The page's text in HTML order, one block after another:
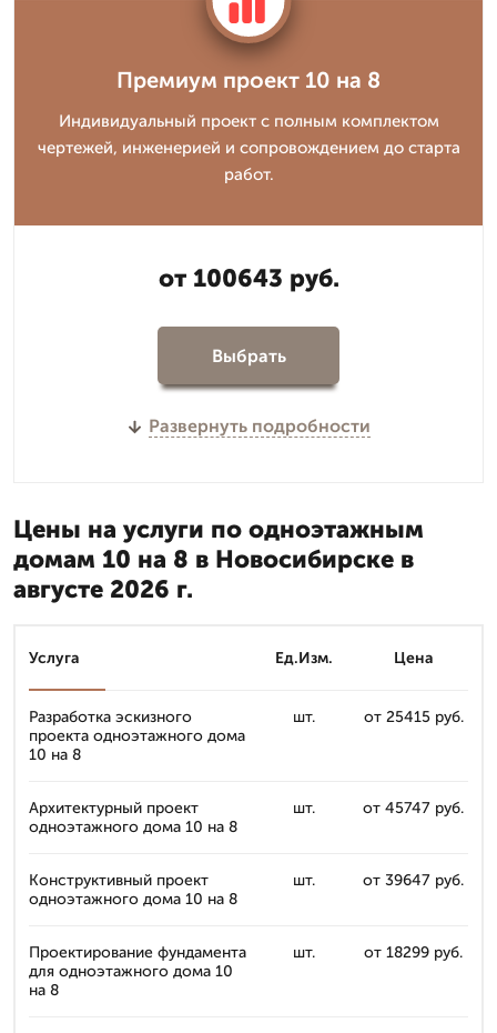
Премиум проект 10 на 8
Индивидуальный проект с полным комплектом
чертежей, инженерией и сопровождением до старта
работ.
от 100643 руб.
Выбрать
Развернуть подробности
Цены на услуги по одноэтажным
домам 10 на 8 в Новосибирске в
августе 2026 г.
Услуга Ед.Изм. Цена
Разработка эскизного
проекта одноэтажного дома
10 на 8
шт. от 25415 руб.
Архитектурный проект
одноэтажного дома 10 на 8
шт. от 45747 руб.
Конструктивный проект
одноэтажного дома 10 на 8
шт. от 39647 руб.
Проектирование фундамента
для одноэтажного дома 10
на 8
шт. от 18299 руб.